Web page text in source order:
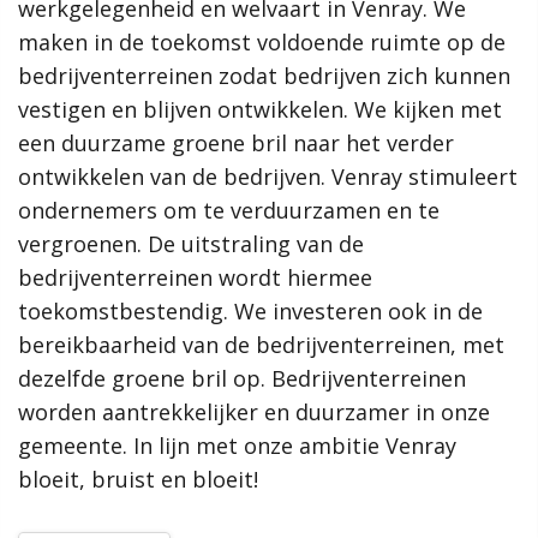
We houden daarbij rekening met verschillende opgaven zoals
woningbouw om het woningtekort op te lossen. Dit doen we
aan de hand van onze ambities. Hoe ziet onze gemeente er
over 10 jaar uit?
De ambities spelen een rol in ontwikkelingen binnen de
verschillende deelgebieden. Dit alles leest u terug in de
gemeentelijke omgevingsvisie!
Meer informatie
Wat is een omgevingsvisie?
Hoe werkt de website?
Omgevingseffectrapport
Rol van de gemeente
werkgelegenheid en welvaart in Venray. We
maken in de toekomst voldoende ruimte op de
bedrijventerreinen zodat bedrijven zich kunnen
vestigen en blijven ontwikkelen. We kijken met
een duurzame groene bril naar het verder
ontwikkelen van de bedrijven. Venray stimuleert
ondernemers om te verduurzamen en te
vergroenen. De uitstraling van de
bedrijventerreinen wordt hiermee
toekomstbestendig. We investeren ook in de
bereikbaarheid van de bedrijventerreinen, met
dezelfde groene bril op. Bedrijventerreinen
worden aantrekkelijker en duurzamer in onze
gemeente. In lijn met onze ambitie Venray
bloeit, bruist en bloeit!